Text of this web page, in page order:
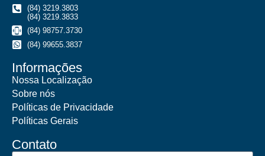
(84) 3219.3803
(84) 3219.3833
(84) 98757.3730
(84) 99655.3837
Informações
Nossa Localização
Sobre nós
Políticas de Privacidade
Políticas Gerais
Contato